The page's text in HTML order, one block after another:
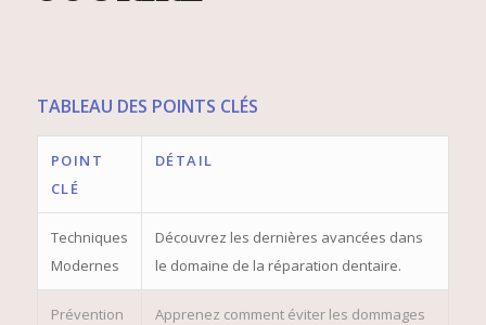
TABLEAU DES POINTS CLÉS
POINT
CLÉ
DÉTAIL
Techniques
Modernes
Découvrez les dernières avancées dans
le domaine de la réparation dentaire.
Prévention
Apprenez comment éviter les dommages